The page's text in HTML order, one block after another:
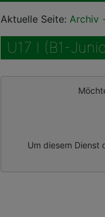
Aktuelle Seite: Archiv
U17 I (B1-
Um diesem Dienst